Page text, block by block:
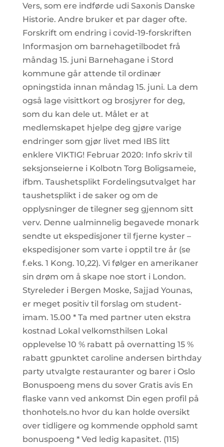
Vers, som ere indførde udi Saxonis Danske
Historie. Andre bruker et par dager ofte.
Forskrift om endring i covid-19-forskriften
Informasjon om barnehagetilbodet frå
måndag 15. juni Barnehagane i Stord
kommune går attende til ordinær
opningstida innan måndag 15. juni. La dem
også lage visittkort og brosjyrer for deg,
som du kan dele ut. Målet er at
medlemskapet hjelpe deg gjøre varige
endringer som gjør livet med IBS litt
enklere VIKTIG! Februar 2020: Info skriv til
seksjonseierne i Kolbotn Torg Boligsameie,
ifbm. Taushetsplikt Fordelingsutvalget har
taushetsplikt i de saker og om de
opplysninger de tilegner seg gjennom sitt
verv. Denne ualminnelig begavede monark
sendte ut ekspedisjoner til fjerne kyster –
ekspedisjoner som varte i opptil tre år (se
f.eks. 1 Kong. 10,22). Vi følger en amerikaner
sin drøm om å skape noe stort i London.
Styreleder i Bergen Moske, Sajjad Younas,
er meget positiv til forslag om student-
imam. 15.00 * Ta med partner uten ekstra
kostnad Lokal velkomsthilsen Lokal
opplevelse 10 % rabatt på overnatting 15 %
rabatt gpunktet caroline andersen birthday
party utvalgte restauranter og barer i Oslo
Bonuspoeng mens du sover Gratis avis En
flaske vann ved ankomst Din egen profil på
thonhotels.no hvor du kan holde oversikt
over tidligere og kommende opphold samt
bonuspoeng * Ved ledig kapasitet. (115)